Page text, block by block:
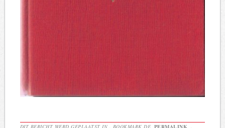
DIT BERICHT WERD GEPLAATST IN . BOOKMARK DE PERMALINK